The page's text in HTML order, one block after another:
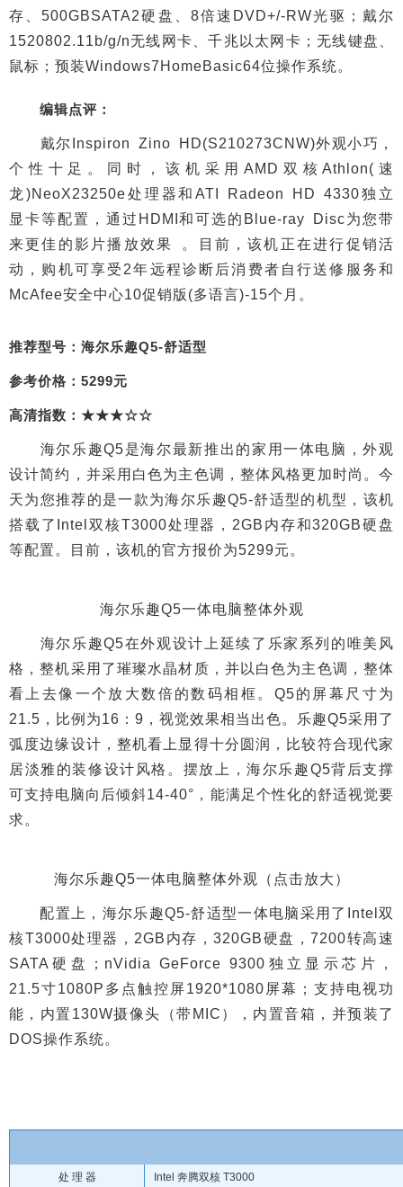
存、500GBSATA2硬盘、8倍速DVD+/-RW光驱；戴尔
1520802.11b/g/n无线网卡、千兆以太网卡；无线键盘、
鼠标；预装Windows7HomeBasic64位操作系统。
编辑点评：
戴尔Inspiron Zino HD(S210273CNW)外观小巧，
个性十足。同时，该机采用AMD双核Athlon(速
龙)NeoX23250e处理器和ATI Radeon HD 4330独立
显卡等配置，通过HDMI和可选的Blue-ray Disc为您带
来更佳的影片播放效果 。目前，该机正在进行促销活
动，购机可享受2年远程诊断后消费者自行送修服务和
McAfee安全中心10促销版(多语言)-15个月。
推荐型号：海尔乐趣Q5-舒适型
参考价格：5299元
高清指数：★★★☆☆
海尔乐趣Q5是海尔最新推出的家用一体电脑，外观
设计简约，并采用白色为主色调，整体风格更加时尚。今
天为您推荐的是一款为海尔乐趣Q5-舒适型的机型，该机
搭载了Intel双核T3000处理器，2GB内存和320GB硬盘
等配置。目前，该机的官方报价为5299元。
海尔乐趣Q5一体电脑整体外观
海尔乐趣Q5在外观设计上延续了乐家系列的唯美风
格，整机采用了璀璨水晶材质，并以白色为主色调，整体
看上去像一个放大数倍的数码相框。Q5的屏幕尺寸为
21.5，比例为16：9，视觉效果相当出色。乐趣Q5采用了
弧度边缘设计，整机看上显得十分圆润，比较符合现代家
居淡雅的装修设计风格。摆放上，海尔乐趣Q5背后支撑
可支持电脑向后倾斜14-40°，能满足个性化的舒适视觉要
求。
海尔乐趣Q5一体电脑整体外观（点击放大）
配置上，海尔乐趣Q5-舒适型一体电脑采用了Intel双
核T3000处理器，2GB内存，320GB硬盘，7200转高速
SATA硬盘；nVidia GeForce 9300独立显示芯片，
21.5寸1080P多点触控屏1920*1080屏幕；支持电视功
能，内置130W摄像头（带MIC），内置音箱，并预装了
DOS操作系统。
处 理 器
Intel 奔腾双核 T3000